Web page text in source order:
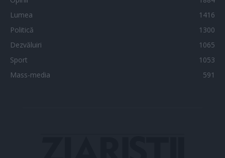
Lumea
1416
Politică
1300
Dezvăluiri
1065
Sport
1053
Mass-media
591